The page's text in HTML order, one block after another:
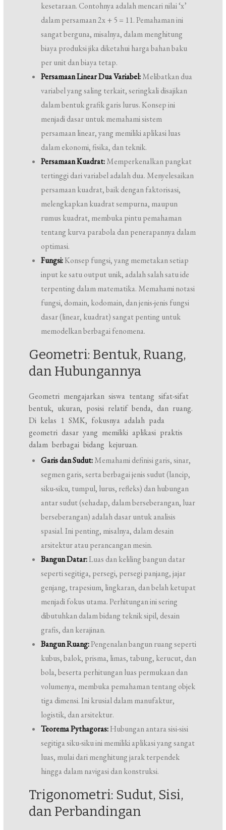
kesetaraan. Contohnya adalah mencari nilai ‘x’
dalam persamaan 2x + 5 = 11. Pemahaman ini
sangat berguna, misalnya, dalam menghitung
biaya produksi jika diketahui harga bahan baku
per unit dan biaya tetap.
Persamaan Linear Dua Variabel:Melibatkan dua
variabel yang saling terkait, seringkali disajikan
dalam bentuk grafik garis lurus. Konsep ini
menjadi dasar untuk memahami sistem
persamaan linear, yang memiliki aplikasi luas
dalam ekonomi, fisika, dan teknik.
Persamaan Kuadrat:Memperkenalkan pangkat
tertinggi dari variabel adalah dua. Menyelesaikan
persamaan kuadrat, baik dengan faktorisasi,
melengkapkan kuadrat sempurna, maupun
rumus kuadrat, membuka pintu pemahaman
tentang kurva parabola dan penerapannya dalam
optimasi.
Fungsi:Konsep fungsi, yang memetakan setiap
input ke satu output unik, adalah salah satu ide
terpenting dalam matematika. Memahami notasi
fungsi, domain, kodomain, dan jenis-jenis fungsi
dasar (linear, kuadrat) sangat penting untuk
memodelkan berbagai fenomena.
Geometri: Bentuk, Ruang,
dan Hubungannya
Geometri mengajarkan siswa tentang sifat-sifat
bentuk, ukuran, posisi relatif benda, dan ruang.
Di kelas 1 SMK, fokusnya adalah pada
geometri dasar yang memiliki aplikasi praktis
dalam berbagai bidang kejuruan.
Garis dan Sudut:Memahami definisi garis, sinar,
segmen garis, serta berbagai jenis sudut (lancip,
siku-siku, tumpul, lurus, refleks) dan hubungan
antar sudut (sehadap, dalam berseberangan, luar
berseberangan) adalah dasar untuk analisis
spasial. Ini penting, misalnya, dalam desain
arsitektur atau perancangan mesin.
Bangun Datar:Luas dan keliling bangun datar
seperti segitiga, persegi, persegi panjang, jajar
genjang, trapesium, lingkaran, dan belah ketupat
menjadi fokus utama. Perhitungan ini sering
dibutuhkan dalam bidang teknik sipil, desain
grafis, dan kerajinan.
Bangun Ruang:Pengenalan bangun ruang seperti
kubus, balok, prisma, limas, tabung, kerucut, dan
bola, beserta perhitungan luas permukaan dan
volumenya, membuka pemahaman tentang objek
tiga dimensi. Ini krusial dalam manufaktur,
logistik, dan arsitektur.
Teorema Pythagoras:Hubungan antara sisi-sisi
segitiga siku-siku ini memiliki aplikasi yang sangat
luas, mulai dari menghitung jarak terpendek
hingga dalam navigasi dan konstruksi.
Trigonometri: Sudut, Sisi,
dan Perbandingan